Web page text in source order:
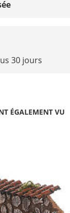
30 jours
ÉGALEMENT VU